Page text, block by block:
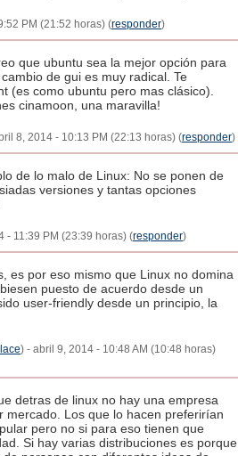
PM (21:52 horas) (responder)
que ubuntu sea la mejor opción para
de gui es muy radical. Te
(es como ubuntu pero mas clásico).
cinamoon, una maravilla!
8, 2014 - 10:13 PM (22:13 horas) (responder)
de lo malo de Linux: No se ponen de
versiones y tantas opciones
- 11:39 PM (23:39 horas) (responder)
es por eso mismo que Linux no domina
puesto de acuerdo desde un
user-friendly desde un principio, la
) - abril 9, 2014 - 10:48 AM (10:48 horas)
detras de linux no hay una empresa
mercado. Los que lo hacen preferirían
pero no si para eso tienen que
Si hay varias distribuciones es porque